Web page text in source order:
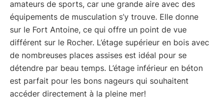
amateurs de sports, car une grande aire avec des
équipements de musculation s’y trouve. Elle donne
sur le Fort Antoine, ce qui offre un point de vue
différent sur le Rocher. L’étage supérieur en bois avec
de nombreuses places assises est idéal pour se
détendre par beau temps. L’étage inférieur en béton
est parfait pour les bons nageurs qui souhaitent
accéder directement à la pleine mer!